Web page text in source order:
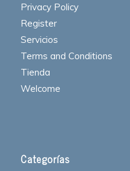
Privacy Policy
Register
Servicios
Terms and Conditions
Tienda
Welcome
Categorías